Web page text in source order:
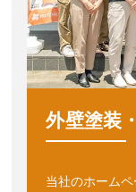
外壁塗装
当社のホーム